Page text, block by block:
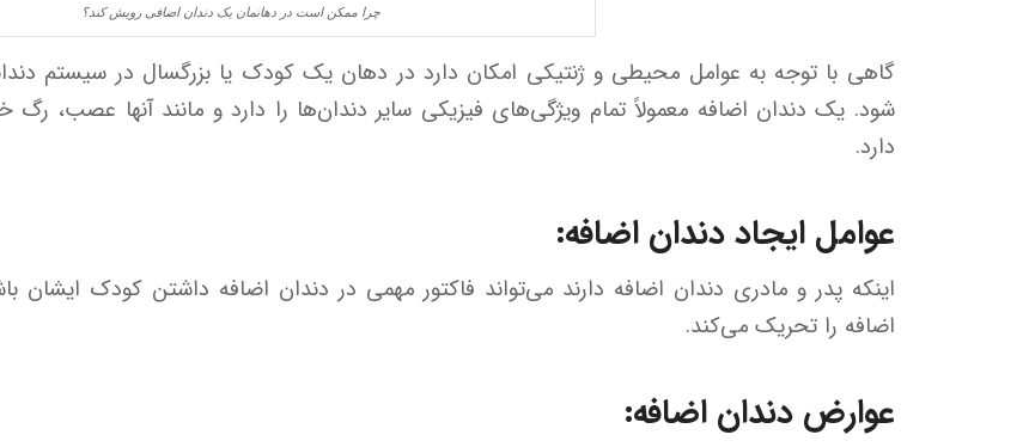
چرا ممکن است در دهانمان یک دندان اضافی رویش کند؟
گاهی با توجه به عوامل محیطی و ژنتیکی امکان دارد در دهان یک کودک یا بزرگسال در سیستم
شود. یک دندان اضافه معمولاً تمام ویژگی‌های فیزیکی سایر دندان‌ها را دارد و مانند آنها عصب،
دارد.
عوامل ایجاد دندان اضافه:
اینکه پدر و مادری دندان اضافه دارند می‌تواند فاکتور مهمی در دندان اضافه داشتن کودک ایشان
اضافه را تحریک می‌کند.
عوارض دندان اضافه: